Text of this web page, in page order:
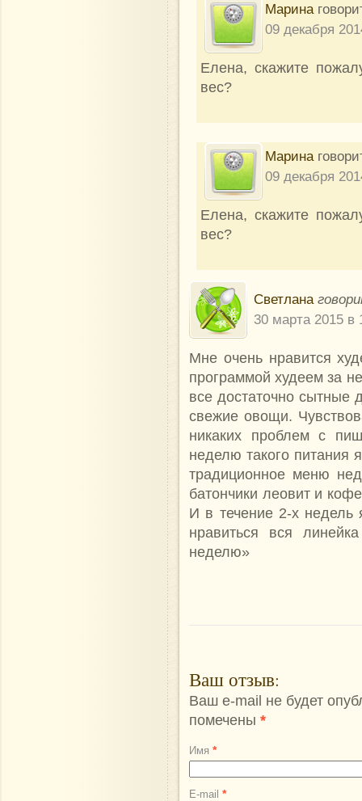
Марина
09 декабря
Eлена, скажите
вес?
Марина
09 декабря
Eлена, скажите
вес?
Светлана
30 марта 2015 в
Мне очень нравится
программой худеем за
все достаточно
свежие овощи.
никаких проблем с
неделю такого питания
традиционное меню
батончики леовит и
И в течение 2-х недель
нравиться вся
неделю»
Ваш отзыв:
Ваш e-mail не будет
помечены *
Имя *
E-mail *